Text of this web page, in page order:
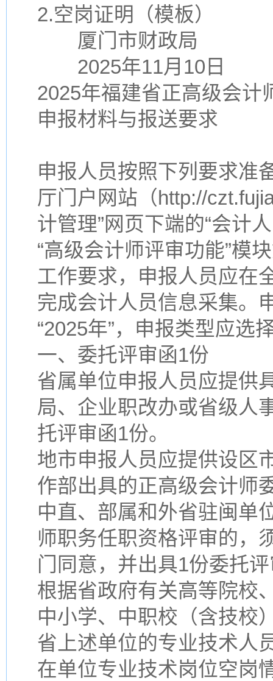
2.空岗证明（模板）
厦门市财政局
2025年11月10日
2025年福建省正高级会计
申报材料与报送要求
申报人员按照下列要求准
厅门户网站（http://
计管理”网页下端的“会计
“高级会计师评审功能”模
工作要求，申报人员应在
完成会计人员信息采集。
“2025年”，申报类型应选
一、委托评审函1份
省属单位申报人员应提供
局、企业职改办或省级人
托评审函1份。
地市申报人员应提供设区
作部出具的正高级会计师
中直、部属和外省驻闽单
师职务任职资格评审的，
门同意，并出具1份委托
根据省政府有关高等院校
中小学、中职校（含技校
省上述单位的专业技术人
在单位专业技术岗位空岗